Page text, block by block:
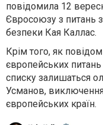
повідомила 12
Євросоюзу з питань
безпеки Кая Каллас.
Крім того, як
європейських
списку залишаться
Усманов,
європейських країн.